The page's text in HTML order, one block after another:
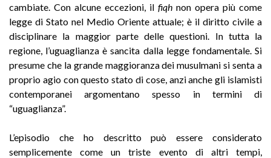
cambiate. Con alcune eccezioni, il fiqh non opera più come
legge di Stato nel Medio Oriente attuale; è il diritto civile a
disciplinare la maggior parte delle questioni. In tutta la
regione, l’uguaglianza è sancita dalla legge fondamentale. Si
presume che la grande maggioranza dei musulmani si senta a
proprio agio con questo stato di cose, anzi anche gli islamisti
contemporanei argomentano spesso in termini di
“uguaglianza”.
L’episodio che ho descritto può essere considerato
semplicemente come un triste evento di altri tempi,